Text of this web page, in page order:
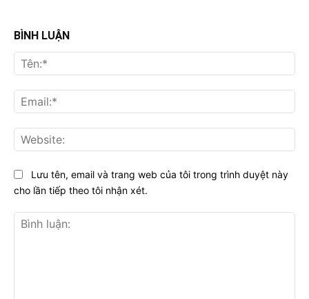
BÌNH LUẬN
Lưu tên, email và trang web của tôi trong trình duyệt này
cho lần tiếp theo tôi nhận xét.